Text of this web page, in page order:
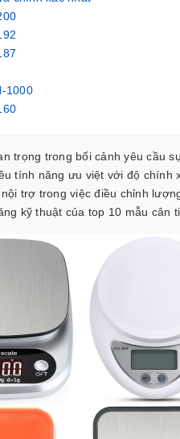
1000
KD-321
OHAUS
B05
nào tốt nhất và chính xác nhất
trọng trong bối cảnh yêu cầu
tính năng ưu việt với độ
trợ trong việc điều chỉnh
kỹ thuật của top 10 mẫu cân